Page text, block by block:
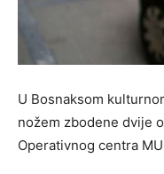
U Bosnaksom
nožem zbodene dvije
Operativnog centra